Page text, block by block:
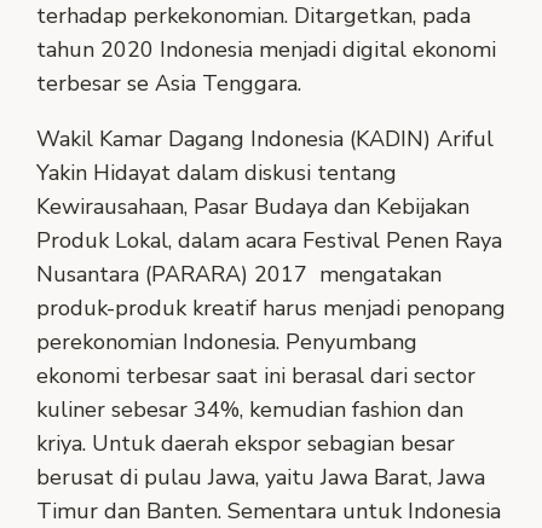
terhadap perkekonomian. Ditargetkan, pada
tahun 2020 Indonesia menjadi digital ekonomi
terbesar se Asia Tenggara.
Wakil Kamar Dagang Indonesia (KADIN) Ariful
Yakin Hidayat dalam diskusi tentang
Kewirausahaan, Pasar Budaya dan Kebijakan
Produk Lokal, dalam acara Festival Penen Raya
Nusantara (PARARA) 2017 mengatakan
produk-produk kreatif harus menjadi penopang
perekonomian Indonesia. Penyumbang
ekonomi terbesar saat ini berasal dari sector
kuliner sebesar 34%, kemudian fashion dan
kriya. Untuk daerah ekspor sebagian besar
berusat di pulau Jawa, yaitu Jawa Barat, Jawa
Timur dan Banten. Sementara untuk Indonesia